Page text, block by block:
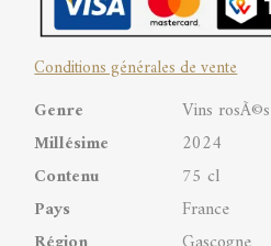
Gros
Manseng
Côtes
de
IGP
Conditions générales de vente
Genre
Vins rosÃ©s
Millésime
2024
Contenu
75 cl
Pays
France